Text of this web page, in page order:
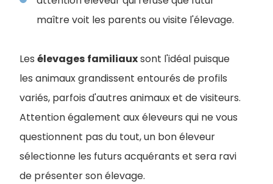
maître voit les parents ou visite l'élevage.
Les élevages familiauxsont l'idéal puisque
les animaux grandissent entourés de profils
variés, parfois d'autres animaux et de visiteurs.
Attention également aux éleveurs qui ne vous
questionnent pas du tout, un bon éleveur
sélectionne les futurs acquérants et sera ravi
de présenter son élevage.